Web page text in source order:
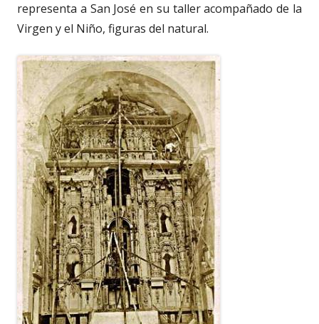
representa a San José en su taller acompañado de la
Virgen y el Niño, figuras del natural.